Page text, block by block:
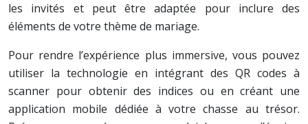
les invités et peut être adaptée pour inclure des
éléments de votre thème de mariage.
Pour rendre l’expérience plus immersive, vous pouvez
utiliser la technologie en intégrant des QR codes à
scanner pour obtenir des indices ou en créant une
application mobile dédiée à votre chasse au trésor.